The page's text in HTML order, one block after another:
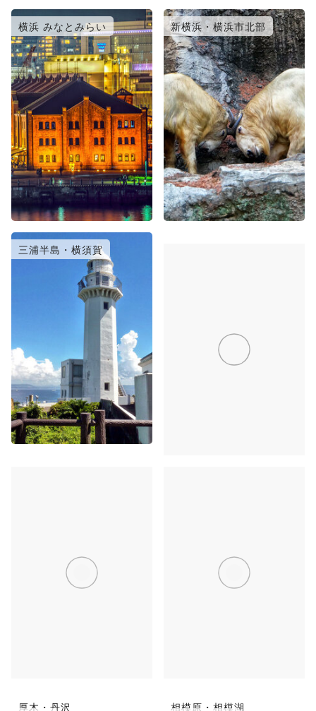
横浜 みなとみらい 新横浜・横浜市北部
三浦半島・横須賀
厚木・丹沢 相模原・相模湖